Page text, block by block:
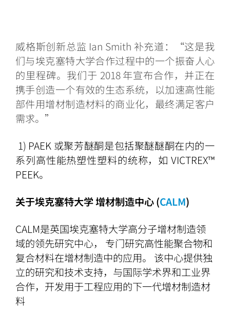
威格斯创新总监 Ian Smith 补充道：“这是我
们与埃克塞特大学合作过程中的一个振奋人心
的里程碑。我们于 2018 年宣布合作，并正在
携手创造一个有效的生态系统，以加速高性能
部件用增材制造材料的商业化，最终满足客户
需求。”
1) PAEK 或聚芳醚酮是包括聚醚醚酮在内的一
系列高性能热塑性塑料的统称，如 VICTREX™
PEEK。
关于埃克塞特大学 增材制造中心(CALM)
CALM是英国埃克塞特大学高分子增材制造领
域的领先研究中心， 专门研究高性能聚合物和
复合材料在增材制造中的应用。 该中心提供独
立的研究和技术支持，与国际学术界和工业界
合作，开发用于工程应用的下一代增材制造材
料